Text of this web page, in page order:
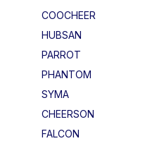
COOCHEER
HUBSAN
PARROT
PHANTOM
SYMA
CHEERSON
FALCON